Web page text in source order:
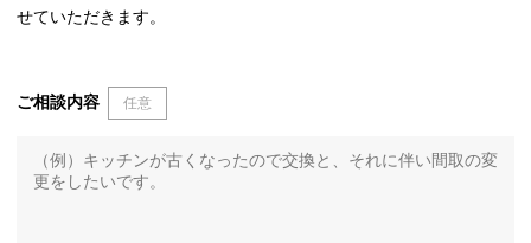
せていただきます。
ご相談内容 任意